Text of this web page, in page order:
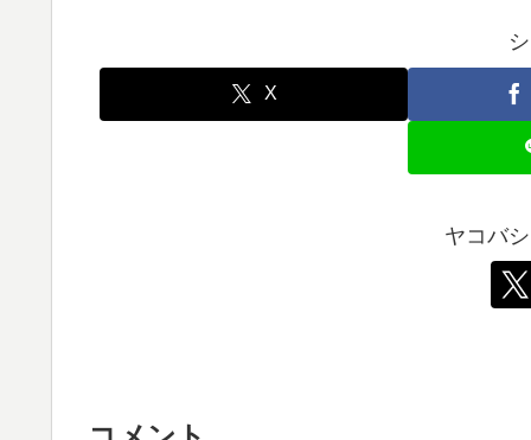
X
ヤコバ